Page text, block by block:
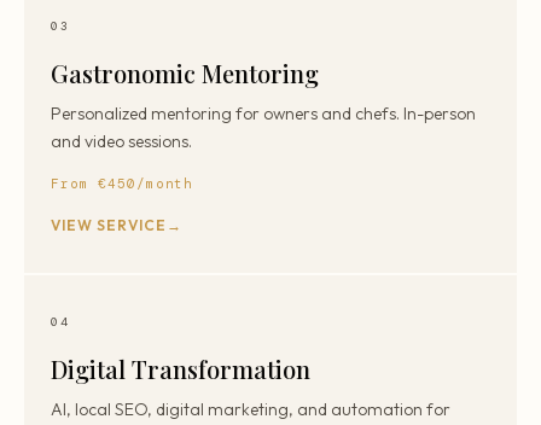
03
Gastronomic Mentoring
Personalized mentoring for owners and chefs. In-person
and video sessions.
From €450/month
VIEW SERVICE
04
Digital Transformation
AI, local SEO, digital marketing, and automation for